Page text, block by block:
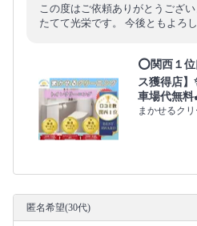
この度はご依頼ありがとうござ
たてて光栄です。 今後ともよろ
⭕関西１
ス獲得店
車場代無料
まかせるク
匿名希望(30代)